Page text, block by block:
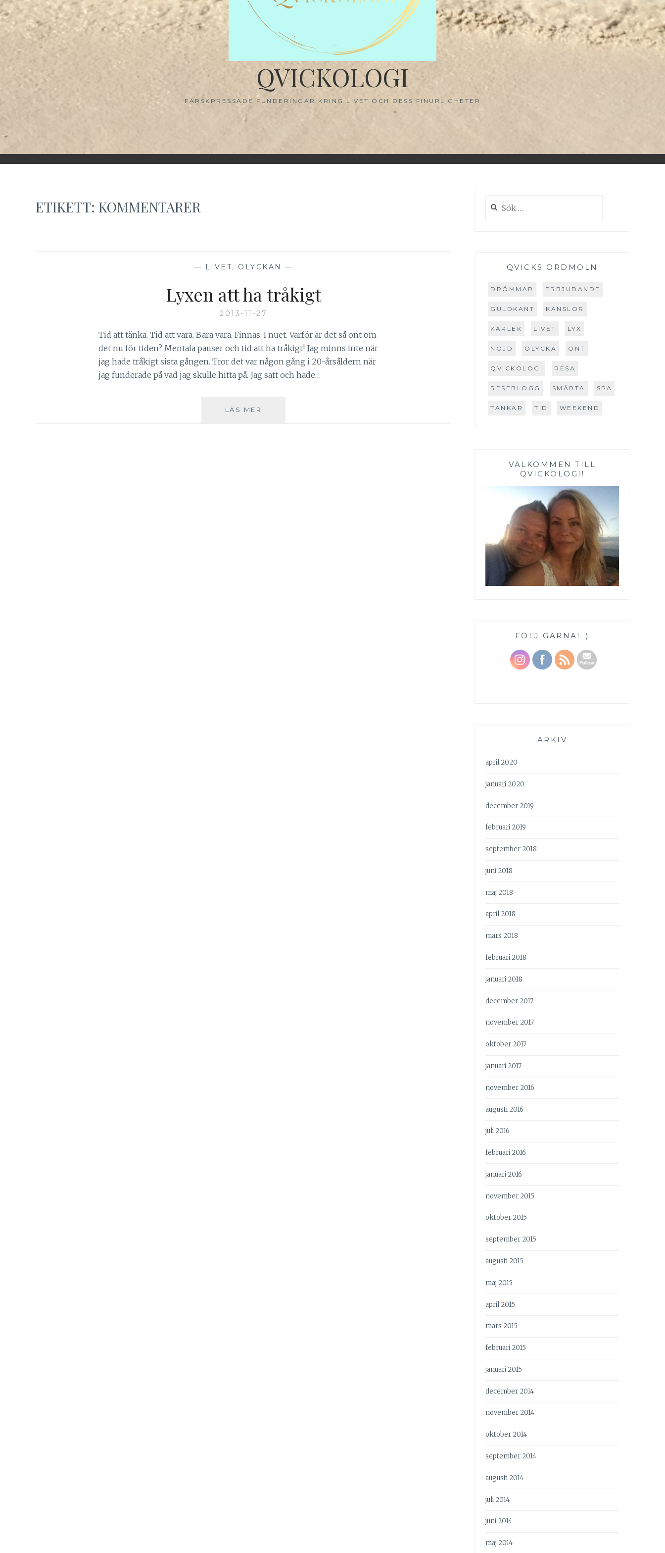
QVICKOLOGI
FÄRSKPRESSADE FUNDERINGAR KRING LIVET OCH DESS FINURLIGHETER
ETIKETT: KOMMENTARER
— LIVET, OLYCKAN —
Lyxen att ha tråkigt
2013-11-27
Tid att tänka. Tid att vara. Bara vara. Finnas. I nuet. Varför är det så ont om
det nu för tiden? Mentala pauser och tid att ha tråkigt! Jag minns inte när
jag hade tråkigt sista gången. Tror det var någon gång i 20-årsåldern när
jag funderade på vad jag skulle hitta på. Jag satt och hade…
LÄS MER
efter:
QVICKS ORDMOLN
DRÖMMAR ERBJUDANDE
GULDKANT KÄNSLOR
KÄRLEK LIVET LYX
NÖJD OLYCKA ONT
QVICKOLOGI RESA
RESEBLOGG SMÄRTA SPA
TANKAR TID WEEKEND
VÄLKOMMEN TILL
QVICKOLOGI!
FÖLJ GÄRNA! :)
ARKIV
april 2020
januari 2020
december 2019
februari 2019
september 2018
juni 2018
maj 2018
april 2018
mars 2018
februari 2018
januari 2018
december 2017
november 2017
oktober 2017
januari 2017
november 2016
augusti 2016
juli 2016
februari 2016
januari 2016
november 2015
oktober 2015
september 2015
augusti 2015
maj 2015
april 2015
mars 2015
februari 2015
januari 2015
december 2014
november 2014
oktober 2014
september 2014
augusti 2014
juli 2014
juni 2014
maj 2014